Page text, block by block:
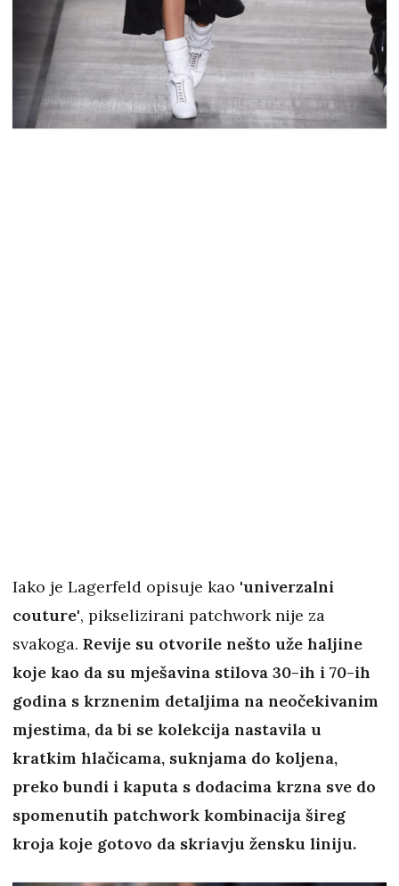
Iako je Lagerfeld opisuje kao 'univerzalni
couture', pikselizirani patchwork nije za
svakoga. Revije su otvorile nešto uže haljine
koje kao da su mješavina stilova 30-ih i 70-ih
godina s krznenim detaljima na neočekivanim
mjestima, da bi se kolekcija nastavila u
kratkim hlačicama, suknjama do koljena,
preko bundi i kaputa s dodacima krzna sve do
spomenutih patchwork kombinacija šireg
kroja koje gotovo da skriavju žensku liniju.